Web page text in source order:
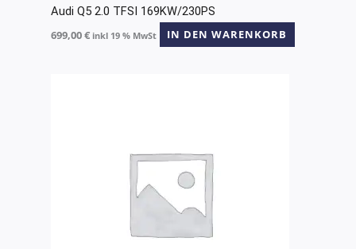
Audi Q5 2.0 TFSI 169KW/230PS
699,00€ inkl 19 % MwSt IN DEN WARENKORB